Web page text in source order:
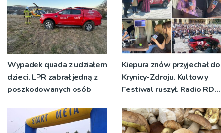
Wypadek quada z udziałem
dzieci. LPR zabrał jedną z
poszkodowanych osób
Kiepura znów przyjechał do
Krynicy-Zdroju. Kultowy
Festiwal ruszył. Radio RDN
żywo [ZDJĘCIA]